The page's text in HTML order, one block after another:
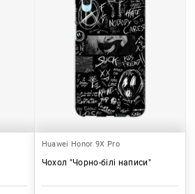
Huawei Honor 9X Pro
Чохол "Чорно-білі написи"